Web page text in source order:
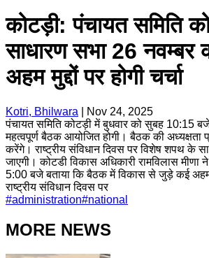
कोटड़ी: पंचायत समिति
साधारण सभा 26 नवम्बर
अहम मुद्दों पर होगी चर्चा
Kotri, Bhilwara
Nov 24, 2025
पंचायत समिति कोटड़ी में बुधवार को सुबह 10:15
महत्वपूर्ण बैठक आयोजित होगी। बैठक की अध्यक्षता
करेंगे। राष्ट्रीय संविधान दिवस पर विशेष शपथ
जाएगी। कोटडी विकास अधिकारी रामविलास मीणा
5:00 बजे बताया कि बैठक में विकास से जुड़े कई अहम
राष्ट्रीय संविधान दिवस पर
#administration#national
MORE NEWS